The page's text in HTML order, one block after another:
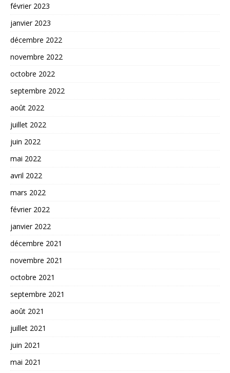
février 2023
janvier 2023
décembre 2022
novembre 2022
octobre 2022
septembre 2022
août 2022
juillet 2022
juin 2022
mai 2022
avril 2022
mars 2022
février 2022
janvier 2022
décembre 2021
novembre 2021
octobre 2021
septembre 2021
août 2021
juillet 2021
juin 2021
mai 2021